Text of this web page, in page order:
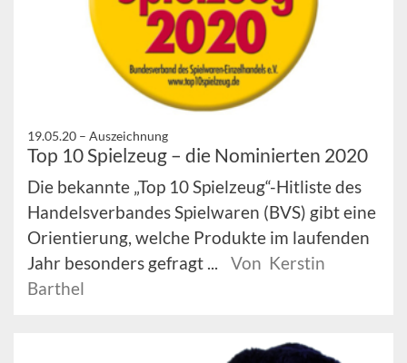
19.05.20 – Auszeichnung
Top 10 Spielzeug – die Nominierten 2020
Die bekannte „Top 10 Spielzeug“-Hitliste des
Handelsverbandes Spielwaren (BVS) gibt eine
Orientierung, welche Produkte im laufenden
Jahr besonders gefragt ...
Von Kerstin
Barthel